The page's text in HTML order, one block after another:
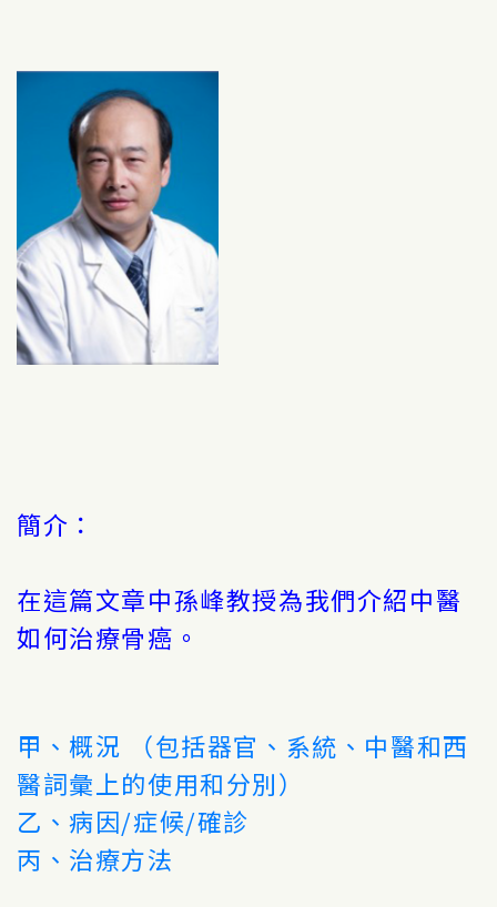
簡介：
在這篇文章中孫峰教授為我們介紹中醫
如何治療骨癌。
甲、概況 （包括器官、系統、中醫和西
醫詞彙上的使用和分別）
乙、病因/症候/確診
丙、治療方法